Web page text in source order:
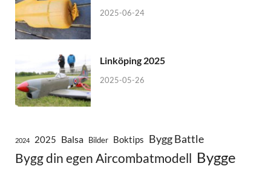
2025-06-24
Linköping 2025
2025-05-26
2024 2025 Balsa Bilder Boktips Bygg Battle
Bygg din egen Aircombatmodell Bygge